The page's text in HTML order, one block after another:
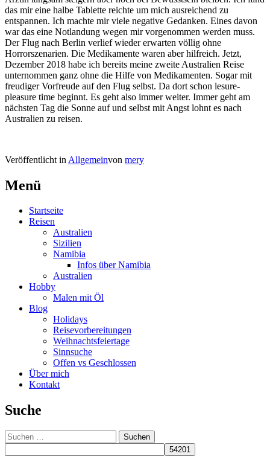
das mir eine halbe Tablette reichte um mich ausreichend zu
entspannen. Ich machte mir viele negative Gedanken. Eines davon
war das eine Notlandung wegen mir vorgenommen werden muss.
Der Flug nach Berlin verlief wieder erwarten völlig ohne
Horrorszenarien. Die Medikamente waren aber hilfreich. Jetzt,
Dezember 2018 habe ich bereits meine zweite Australien Reise
unternommen ganz ohne die Hilfe von Medikamenten. Sogar mit
freudiger Vorfreude auf den Flug selbst. Da dort schon lesure-
pleasure time beginnt. Es geht also immer weiter. Immer geht am
nächsten Tag die Sonne auf und selbst mit Angst lohnt es nach
Australien zu reisen.
Veröffentlicht in Allgemeinvon mery
Navigation
Menü
Startseite
Reisen
Australien
Sizilien
Namibia
Infos über Namibia
Australien
Hobby
Malen mit Öl
Blog
Holidays
Reisevorbereitungen
Weihnachtsfeiertage
Sinnsuche
Offen vs Geschlossen
Über mich
Kontakt
Suche
Suchen
nach: